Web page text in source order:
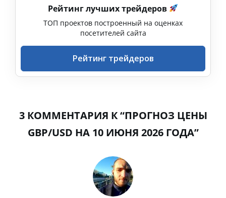
Рейтинг лучших трейдеров
ТОП проектов построенный на оценках
посетителей сайта
Рейтинг трейдеров
3 КОММЕНТАРИЯ К “ПРОГНОЗ ЦЕНЫ
GBP/USD НА 10 ИЮНЯ 2026 ГОДА”